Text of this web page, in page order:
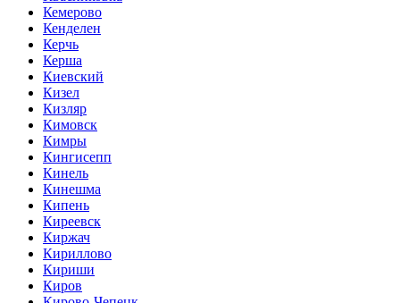
Кемерово
Кенделен
Керчь
Керша
Киевский
Кизел
Кизляр
Кимовск
Кимры
Кингисепп
Кинель
Кинешма
Кипень
Киреевск
Киржач
Кириллово
Кириши
Киров